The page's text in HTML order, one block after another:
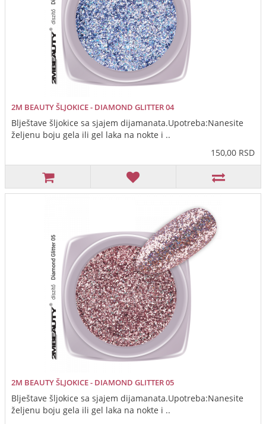
2M BEAUTY ŠLJOKICE - DIAMOND GLITTER 04
Blještave šljokice sa sjajem dijamanata.Upotreba:Nanesite
željenu boju gela ili gel laka na nokte i ..
150,00 RSD
2M BEAUTY ŠLJOKICE - DIAMOND GLITTER 05
Blještave šljokice sa sjajem dijamanata.Upotreba:Nanesite
željenu boju gela ili gel laka na nokte i ..